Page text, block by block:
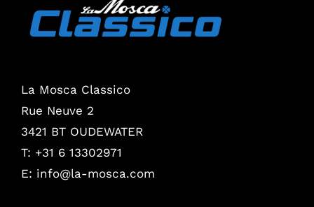
La Mosca Classico
Rue Neuve 2
3421 BT OUDEWATER
T: +31 6 13302971
E: info@la-mosca.com